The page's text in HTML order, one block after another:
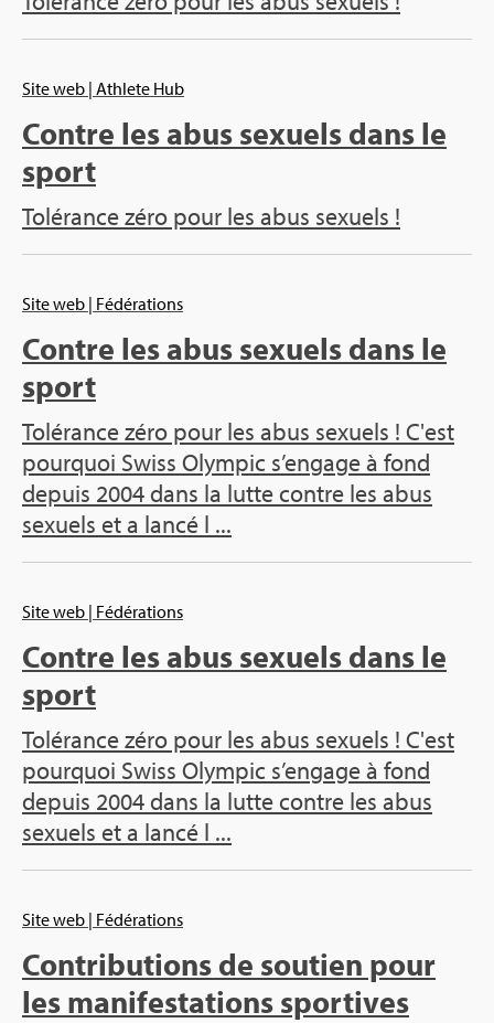
Site web | Ath­lete Hub
Contre les abus sexuels dans le
sport
Tolé­rance zéro pour les abus sexuels !
Site web | Fédé­ra­tions
Contre les abus sexuels dans le
sport
Tolé­rance zéro pour les abus sexuels ! C'est
pour­quoi Swiss Olym­pic s’en­gage à fond
depuis 2004 dans la lutte contre les abus
sexuels et a lancé l ...
Site web | Fédé­ra­tions
Contre les abus sexuels dans le
sport
Tolé­rance zéro pour les abus sexuels ! C'est
pour­quoi Swiss Olym­pic s’en­gage à fond
depuis 2004 dans la lutte contre les abus
sexuels et a lancé l ...
Site web | Fédé­ra­tions
Contri­bu­tions de sou­tien pour
les mani­fes­ta­tions spor­tives